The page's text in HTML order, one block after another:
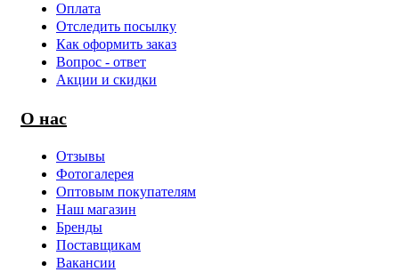
Оплата
Отследить посылку
Как оформить заказ
Вопрос - ответ
Акции и скидки
О нас
Отзывы
Фотогалерея
Оптовым покупателям
Наш магазин
Бренды
Поставщикам
Вакансии